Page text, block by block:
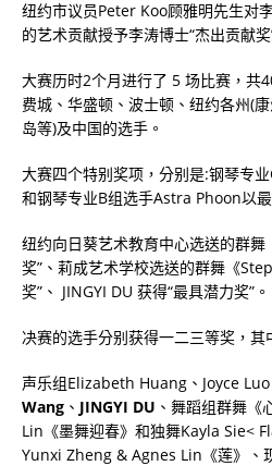
纽约市议员Peter Koo顾雅明先生对
的艺术贡献授予李涛博士“杰出贡献奖
大赛历时2个月进行了 5 场比赛，共
费城、华盛顿、波士顿、纽约各州(
岛等)及中国的选手。
大赛四个特别奖项，分别是:钢琴专业
和钢琴专业B组选手Astra Phoon以
纽约向日葵艺术教育中心选送的群舞
奖”、莉成艺术学校选送的群舞《
奖”、 JINGYI DU 获得“最具潜力奖”。
决赛的选手分别获得一二三等奖，
声乐组Elizabeth Huang 、 Joyce Luo
Wang 、 JINGYI DU 、舞蹈组群舞《
Lin 《墨舞迎春》和独舞Kayla Sie<
Yunxi Zheng & Agnes Lin 《莲》、